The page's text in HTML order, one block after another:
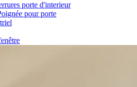
porte d'interieur
pour porte